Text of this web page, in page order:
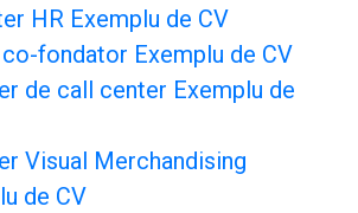
HR Exemplu de CV
co-fondator Exemplu de CV
de call center Exemplu de
Visual Merchandising
de CV